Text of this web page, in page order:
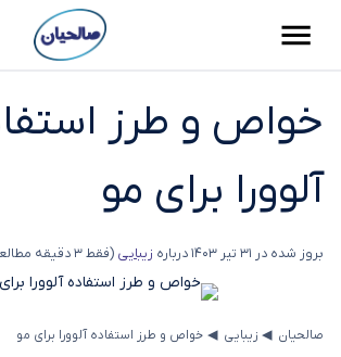
خواص و طرز
آلوورا برای مو
بروز شده در 31 تیر 1403 درباره زیبایی (فقط 3 دقیقه مطالعه)
صالحیان ◂ زیبایی ◂ خواص و طرز استفاده آلوورا برای مو